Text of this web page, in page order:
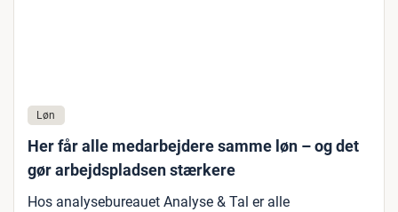
Løn
Her får alle medarbejdere samme løn – og det
gør arbejdspladsen stærkere
Hos analysebureauet Analyse & Tal er alle